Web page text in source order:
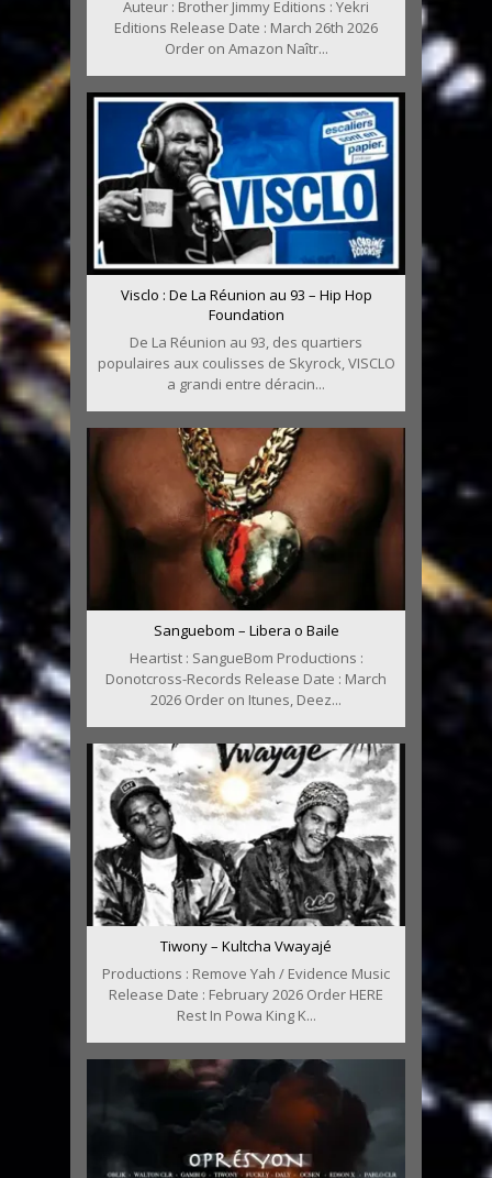
Auteur : Brother Jimmy Editions : Yekri
Editions Release Date : March 26th 2026
Order on Amazon Naîtr...
Visclo : De La Réunion au 93 – Hip Hop
Foundation
De La Réunion au 93, des quartiers
populaires aux coulisses de Skyrock, VISCLO
a grandi entre déracin...
Sanguebom – Libera o Baile
Heartist : SangueBom Productions :
Donotcross-Records Release Date : March
2026 Order on Itunes, Deez...
Tiwony – Kultcha Vwayajé
Productions : Remove Yah / Evidence Music
Release Date : February 2026 Order HERE
Rest In Powa King K...